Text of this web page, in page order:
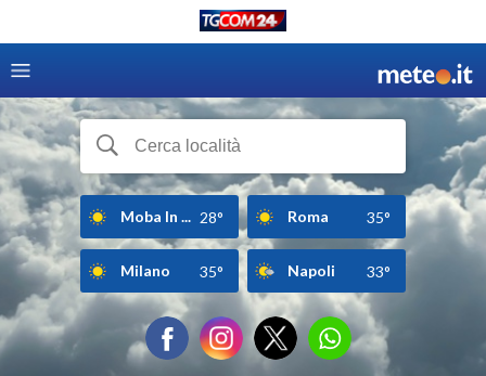
Moba In ... 28° Roma 35°
Milano 35° Napoli 33°